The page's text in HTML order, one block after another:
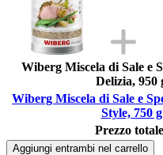
Wiberg Miscela di Sale e
Delizia, 950
Wiberg Miscela di Sale e
Style, 750 g
Prezzo
Aggiungi entrambi nel carrello